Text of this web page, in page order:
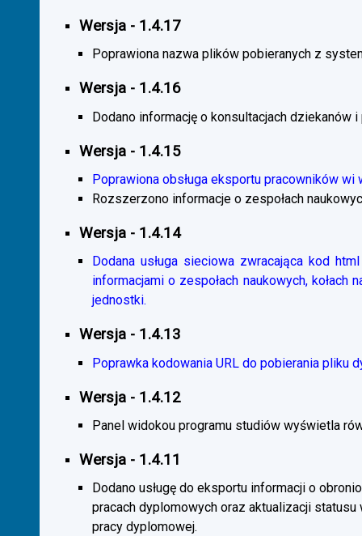
Wersja - 1.4.17
Poprawiona nazwa plików pobieranych z
Wersja - 1.4.16
Dodano informację o konsultacjach dziekanów
Wersja - 1.4.15
Poprawiona obsługa eksportu pracowników wi
Rozszerzono informacje o zespołach
Wersja - 1.4.14
Dodana usługa sieciowa zwracająca kod
informacjami o zespołach naukowych,
jednostki.
Wersja - 1.4.13
Poprawka kodowania URL do pobierania pliku
Wersja - 1.4.12
Panel widokou programu studiów wyświetla
Wersja - 1.4.11
Dodano usługę do eksportu informacji o
pracach dyplomowych oraz aktualizacji
pracy dyplomowej.